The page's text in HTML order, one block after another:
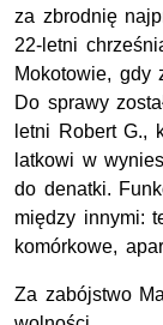
za zbrodnię
22-letni
Mokotowie, gdy
Do sprawy
letni Robert G.,
latkowi w
do denatki.
między innymi:
komórkowe,
Za zabójstwo